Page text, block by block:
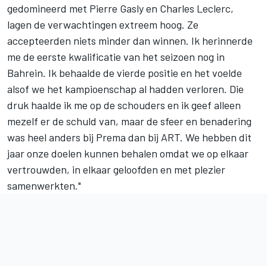
gedomineerd met Pierre Gasly en Charles Leclerc,
lagen de verwachtingen extreem hoog. Ze
accepteerden niets minder dan winnen. Ik herinnerde
me de eerste kwalificatie van het seizoen nog in
Bahrein. Ik behaalde de vierde positie en het voelde
alsof we het kampioenschap al hadden verloren. Die
druk haalde ik me op de schouders en ik geef alleen
mezelf er de schuld van, maar de sfeer en benadering
was heel anders bij Prema dan bij ART. We hebben dit
jaar onze doelen kunnen behalen omdat we op elkaar
vertrouwden, in elkaar geloofden en met plezier
samenwerkten."